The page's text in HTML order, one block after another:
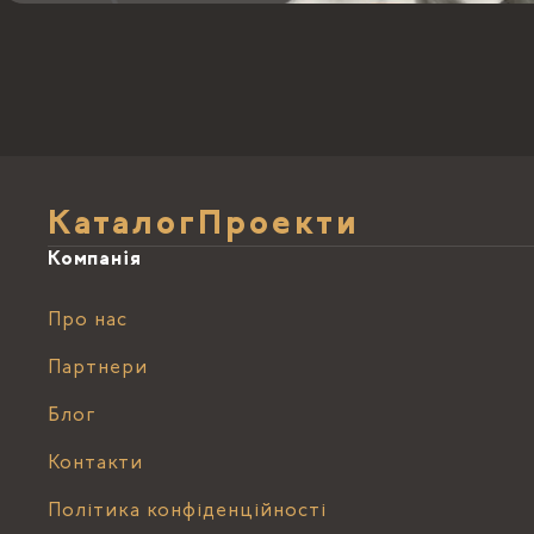
Каталог Проекти
Компанія
Про нас
Партнери
Блог
Контакти
Політика конфіденційності